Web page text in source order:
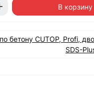
В корзину
бетону CUTOP, Profi,
SDS-